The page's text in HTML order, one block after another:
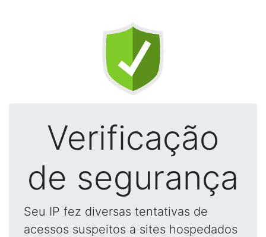
Verificação
de segurança
Seu IP fez diversas tentativas de
acessos suspeitos a sites hospedados